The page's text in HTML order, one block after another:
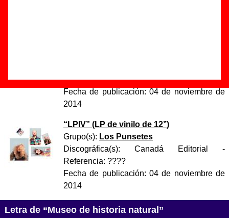
Referencia:????
Fecha de publicación: 04 de noviembre de
2014
“ LPIV” (LP de vinilo de 12’’)
Grupo(s): Los Punsetes
Discográfica(s): Canadá Editorial
-
Referencia: ????
Fecha de publicación: 04 de noviembre de
2014
Letra de “Museo de historia natural”